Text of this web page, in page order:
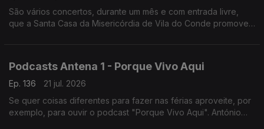
São vários concertos, durante um mês e com entrada livre,
que a Santa Casa da Misericórdia de Vila do Conde promove.
Podcasts Antena 1 - Porque Vivo Aqui
Ep. 136
21 jul. 2026
Se quer coisas diferentes para fazer nas férias aproveite, por
exemplo, para ouvir o podcast "Porque Vivo Aqui". António